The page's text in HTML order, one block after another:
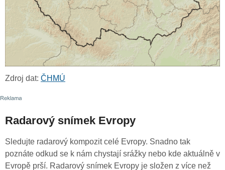
Zdroj dat: ČHMÚ
Radarový snímek Evropy
Sledujte radarový kompozit celé Evropy. Snadno tak
poznáte odkud se k nám chystají srážky nebo kde aktuálně v
Evropě prší. Radarový snímek Evropy je složen z více než